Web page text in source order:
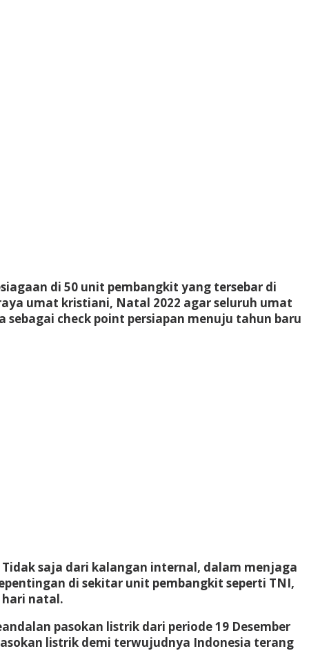
di 50 unit pembangkit yang tersebar di
umat kristiani, Natal 2022 agar seluruh umat
check point persiapan menuju tahun baru
saja dari kalangan internal, dalam menjaga
di sekitar unit pembangkit seperti TNI,
hari natal.
pasokan listrik dari periode 19 Desember
listrik demi terwujudnya Indonesia terang